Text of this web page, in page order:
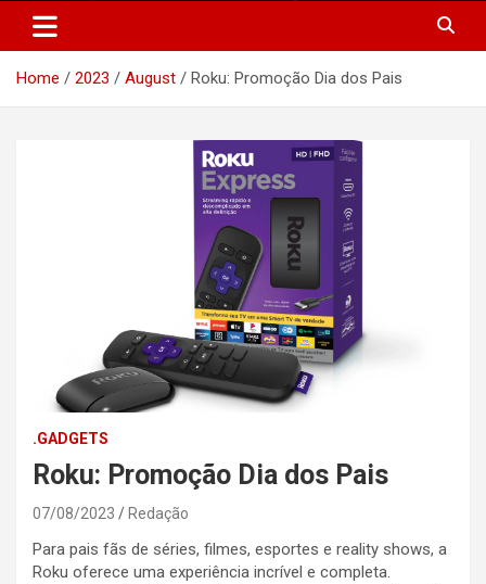
Home 2023 August Roku: Promoção Dia dos Pais
.GADGETS
Roku: Promoção Dia dos Pais
07/08/2023 Redação
Para pais fãs de séries, filmes, esportes e reality shows, a
Roku oferece uma experiência incrível e completa.